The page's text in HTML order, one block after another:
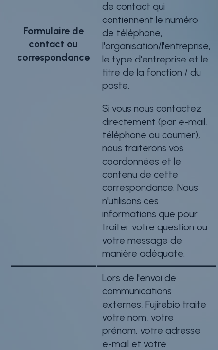
Formulaire de
contact ou
correspondance
de contact qui
contiennent le numéro
de téléphone,
l'organisation/l'entreprise,
le type d'entreprise et le
titre de la fonction / du
poste.
Si vous nous contactez
directement (par e-mail,
téléphone ou courrier),
nous traiterons vos
coordonnées et le
contenu de cette
correspondance. Nous
n'utilisons ces
informations que pour
traiter votre question ou
votre message de
manière adéquate.
Lors de l'envoi de
communications
externes, Fujirebio traite
votre nom, votre
prénom, votre adresse
e-mail et votre